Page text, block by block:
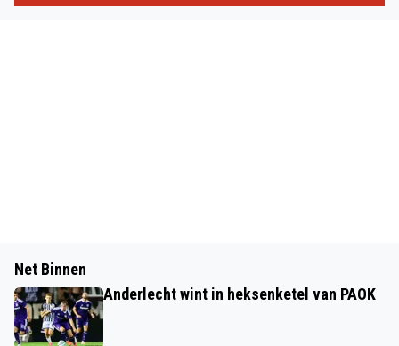
Net Binnen
Anderlecht wint in heksenketel van PAOK